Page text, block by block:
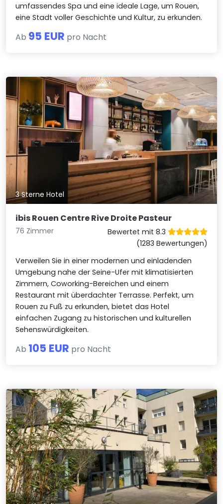
umfassendes Spa und eine ideale Lage, um Rouen,
eine Stadt voller Geschichte und Kultur, zu erkunden.
Ab 95 EUR pro Nacht
3 Sterne Hotel
ibis Rouen Centre Rive Droite Pasteur
76 Zimmer
Bewertet mit 8.3
(1283 Bewertungen)
Verweilen Sie in einer modernen und einladenden
Umgebung nahe der Seine-Ufer mit klimatisierten
Zimmern, Coworking-Bereichen und einem
Restaurant mit überdachter Terrasse. Perfekt, um
Rouen zu Fuß zu erkunden, bietet das Hotel
einfachen Zugang zu historischen und kulturellen
Sehenswürdigkeiten.
Ab 105 EUR pro Nacht